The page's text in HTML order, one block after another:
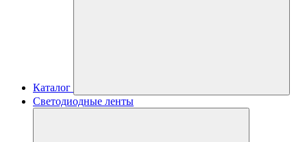
Каталог
Светодиодные ленты